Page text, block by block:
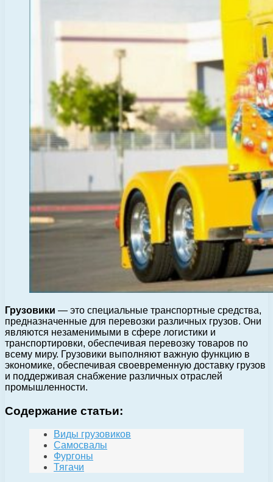
Грузовики — это специальные транспортные средства,
предназначенные для перевозки различных грузов. Они
являются незаменимыми в сфере логистики и
транспортировки, обеспечивая перевозку товаров по
всему миру. Грузовики выполняют важную функцию в
экономике, обеспечивая своевременную доставку грузов
и поддерживая снабжение различных отраслей
промышленности.
Содержание статьи:
Виды грузовиков
Самосвалы
Фургоны
Тягачи